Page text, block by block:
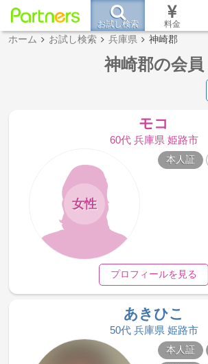
お試し検索 料金
ホーム お試し検索 兵庫県 神崎郡
神崎郡の会員
モコ
60代 兵庫県 姫路市
女性
本人証
プロフィールを見る
あきひこ
50代 兵庫県 姫路市
本人証